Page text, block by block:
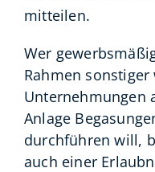
mitteilen.
Wer
Rahmen
Unternehmungen
Anlage
durchführen will,
auch einer